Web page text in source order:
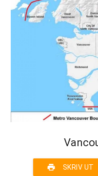
print SKRIV UT